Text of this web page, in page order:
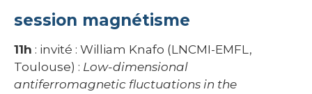
session magnétisme
11h : invité : William Knafo (LNCMI-EMFL,
Toulouse) : Low-dimensional
antiferromagnetic fluctuations in the